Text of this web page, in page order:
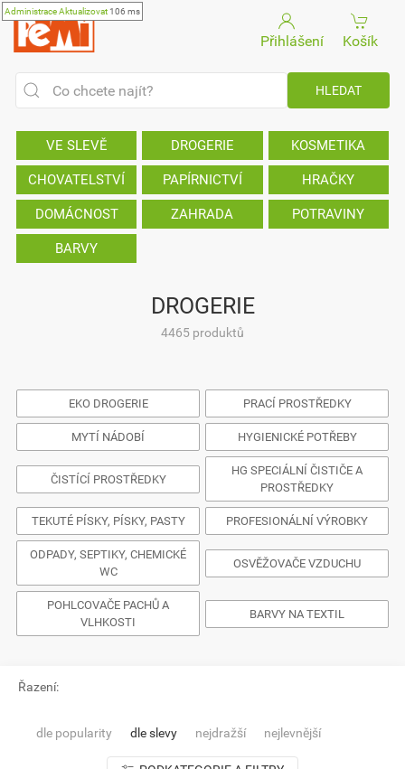
AdministraceAktualizovat106 ms
Přihlášení Košík
VE SLEVĚ DROGERIE KOSMETIKA
CHOVATELSTVÍ PAPÍRNICTVÍ HRAČKY
DOMÁCNOST ZAHRADA POTRAVINY
BARVY
DROGERIE
4465 produktů
EKO DROGERIE PRACÍ PROSTŘEDKY
MYTÍ NÁDOBÍ HYGIENICKÉ POTŘEBY
ČISTÍCÍ PROSTŘEDKY
HG SPECIÁLNÍ ČISTIČE A
PROSTŘEDKY
TEKUTÉ PÍSKY, PÍSKY, PASTY PROFESIONÁLNÍ VÝROBKY
ODPADY, SEPTIKY, CHEMICKÉ
WC
OSVĚŽOVAČE VZDUCHU
POHLCOVAČE PACHŮ A
VLHKOSTI
BARVY NA TEXTIL
Řazení:
dle popularity dle slevy nejdražší nejlevnější